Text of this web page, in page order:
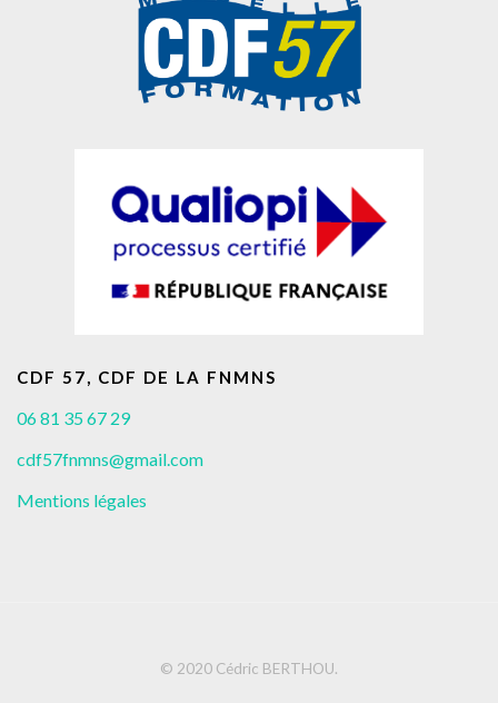
CDF 57, CDF DE LA FNMNS
06 81 35 67 29
cdf57fnmns@gmail.com
Mentions légales
© 2020 Cédric BERTHOU.